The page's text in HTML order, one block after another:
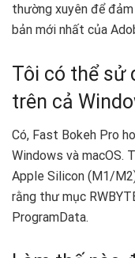
thường xuyên để
bản mới nhất của
Tôi có thể sử
trên cả
Có, Fast Bokeh Pro
Windows và macOS.
Apple Silicon (M1/
rằng thư mục
ProgramData.